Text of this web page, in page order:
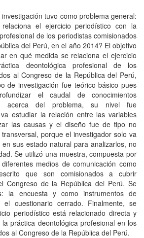
tuvo como problema general:
el ejercicio periodístico con la
de los periodistas comisionados
del Perú, en el año 2014? El objetivo
en qué medida se relaciona el ejercicio
deontológica profesional de los
al Congreso de la República del Perú,
de investigación fue teórico básico pues
el caudal de conocimientos
acerca del problema, su nivel fue
estudiar la relación entre las variables
las causas y el diseño fue de tipo no
porque el investigador solo va
sus estado natural para analizarlos, no
Se utilizó una muestra, compuesta por
medios de comunicación como
que son comisionados a cubrir
Congreso de la República del Perú. Se
la encuesta y como instrumentos de
el cuestionario cerrado. Finalmente, se
periodístico está relacionado directa y
práctica deontológica profesional en los
al Congreso de la República del Perú.